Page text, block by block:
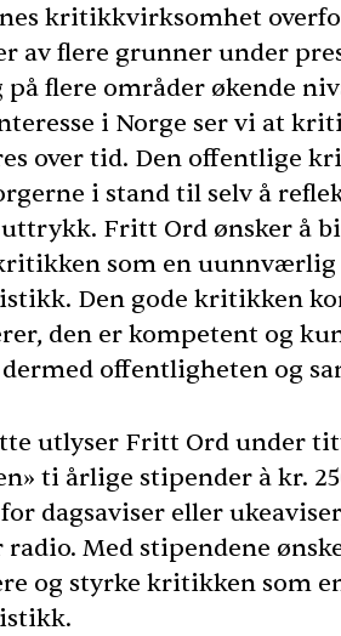
kritikkvirksomhet
av flere grunner under
på flere områder økende
i Norge ser vi at
over tid. Den offentlige
i stand til selv å
Fritt Ord ønsker å
som en uunnværlig
Den gode kritikken
den er kompetent og
offentligheten og
utlyser Fritt Ord under
ti årlige stipender à kr.
dagsaviser eller
radio. Med stipendene
og styrke kritikken som